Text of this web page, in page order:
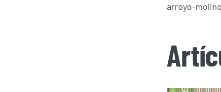
arroyo-